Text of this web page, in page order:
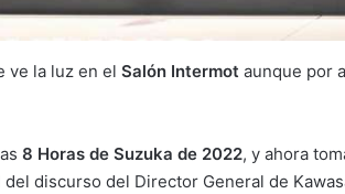
ve la luz en el Salón Intermot aunque por
8 Horas de Suzuka de 2022, y ahora
discurso del Director General de